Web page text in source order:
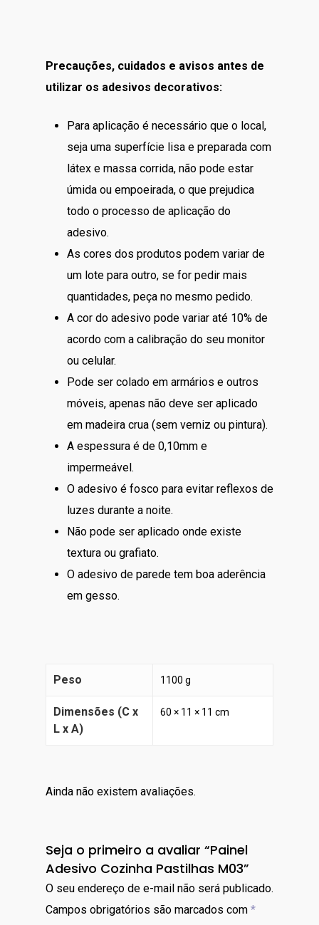
Precauções, cuidados e avisos antes de
utilizar os adesivos decorativos:
Para aplicação é necessário que o local,
seja uma superfície lisa e preparada com
látex e massa corrida, não pode estar
úmida ou empoeirada, o que prejudica
todo o processo de aplicação do
adesivo.
As cores dos produtos podem variar de
um lote para outro, se for pedir mais
quantidades, peça no mesmo pedido.
A cor do adesivo pode variar até 10% de
acordo com a calibração do seu monitor
ou celular.
Pode ser colado em armários e outros
móveis, apenas não deve ser aplicado
em madeira crua (sem verniz ou pintura).
A espessura é de 0,10mm e
impermeável.
O adesivo é fosco para evitar reflexos de
luzes durante a noite.
Não pode ser aplicado onde existe
textura ou grafiato.
O adesivo de parede tem boa aderência
em gesso.
Peso 1100 g
Dimensões (C x
L x A)
60 × 11 × 11 cm
Ainda não existem avaliações.
Seja o primeiro a avaliar “Painel
Adesivo Cozinha Pastilhas M03”
O seu endereço de e-mail não será publicado.
Campos obrigatórios são marcados com *